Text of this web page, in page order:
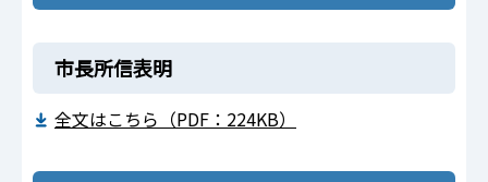
市長所信表明
全文はこちら（PDF：224KB）